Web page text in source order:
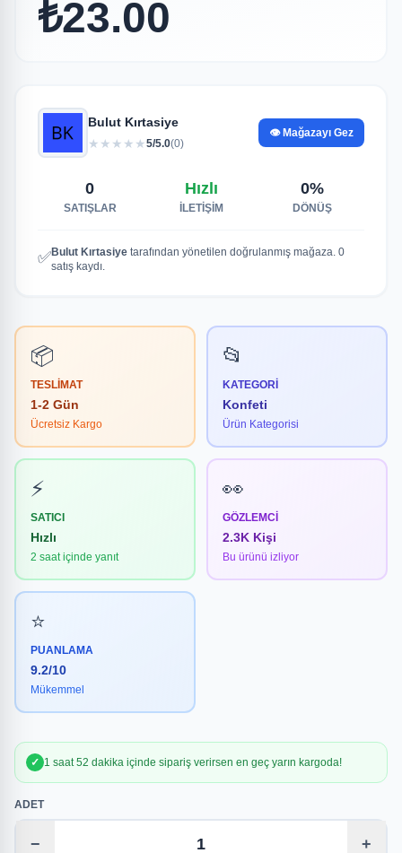
₺23.00
Bulut Kırtasiye
★ ★ ★ ★ ★5/5.0(0)
👁️ Mağazayı Gez
0
SATIŞLAR
Hızlı
İLETİŞİM
0%
DÖNÜŞ
✅Bulut Kırtasiye tarafından yönetilen doğrulanmış mağaza. 0
satış kaydı.
📦
TESLIMAT
1-2 Gün
Ücretsiz Kargo
📂
KATEGORI
Konfeti
Ürün Kategorisi
⚡
SATICI
Hızlı
2 saat içinde yanıt
👀
GÖZLEMCI
2.3K Kişi
Bu ürünü izliyor
⭐
PUANLAMA
9.2/10
Mükemmel
✓ 1 saat 52 dakika içinde sipariş verirsen en geç yarın kargoda!
ADET
− +